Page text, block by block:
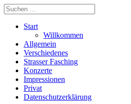
Start
Willkommen
Allgemein
Verschiedenes
Strasser Fasching
Konzerte
Impressionen
Privat
Datenschutzerklärung